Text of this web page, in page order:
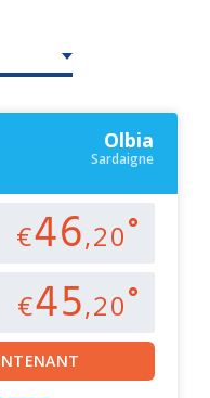
Olbia
Sardaigne
€46,20
€45,20